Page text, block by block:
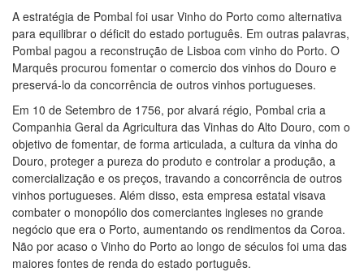
A estratégia de Pombal foi usar Vinho do Porto como alternativa
para equilibrar o déficit do estado português. Em outras palavras,
Pombal pagou a reconstrução de Lisboa com vinho do Porto. O
Marquês procurou fomentar o comercio dos vinhos do Douro e
preservá-lo da concorrência de outros vinhos portugueses.
Em 10 de Setembro de 1756, por alvará régio, Pombal cria a
Companhia Geral da Agricultura das Vinhas do Alto Douro, com o
objetivo de fomentar, de forma articulada, a cultura da vinha do
Douro, proteger a pureza do produto e controlar a produção, a
comercialização e os preços, travando a concorrência de outros
vinhos portugueses. Além disso, esta empresa estatal visava
combater o monopólio dos comerciantes ingleses no grande
negócio que era o Porto, aumentando os rendimentos da Coroa.
Não por acaso o Vinho do Porto ao longo de séculos foi uma das
maiores fontes de renda do estado português.